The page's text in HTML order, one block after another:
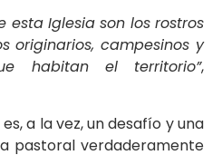
esta Iglesia son los rostros
originarios, campesinos y
habitan el territorio”,
a la vez, un desafío y una
pastoral verdaderamente